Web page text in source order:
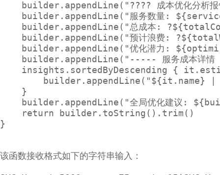
builder.appendLine("???? 成本优化分析报
builder.appendLine("服务数量:
builder.appendLine("总成本:
builder.appendLine("预计浪费:
builder.appendLine("优化潜力:
builder.appendLine("----- 服务成本详情
insights.sortedByDescending {
builder.appendLine("${it.name} |
    }
builder.appendLine("全局优化建议:
    return builder.toString().trim()
}
该函数接收格式如下的字符串输入：